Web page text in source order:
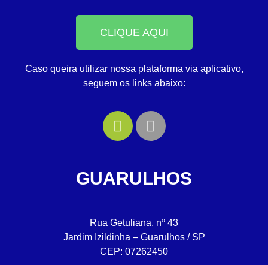
CLIQUE AQUI
Caso queira utilizar nossa plataforma via aplicativo,
seguem os links abaixo:
GUARULHOS
Rua Getuliana, nº 43
Jardim Izildinha – Guarulhos / SP
CEP: 07262450